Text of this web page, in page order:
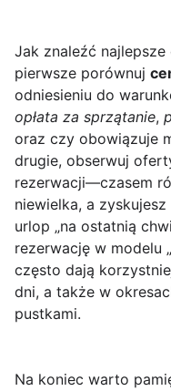
Jak znaleźć najlepsze
pierwsze porównuj
odniesieniu do
opłata za sprzątanie,
oraz czy obowiązuje
drugie, obserwuj
rezerwacji—czasem
niewielka, a
urlop „na ostatnią
rezerwację w modelu
często dają
dni, a także w
pustkami.
Na koniec warto